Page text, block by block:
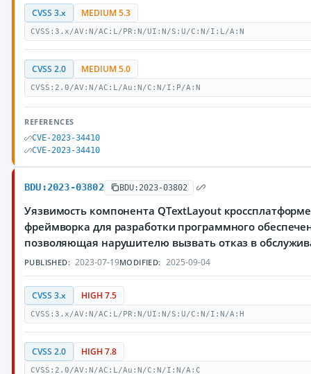
CVSS 3.x MEDIUM 5.3
CVSS:3.x/AV:N/AC:L/PR:N/UI:N/S:U/C:N/I:L/A:N
CVSS 2.0 MEDIUM 5.0
CVSS:2.0/AV:N/AC:L/Au:N/C:N/I:P/A:N
REFERENCES
CVE-2023-34410
CVE-2023-34410
BDU:2023-03802 BDU:2023-03802
Уязвимость компонента QTextLayout
фреймворка для разработки программного
позволяющая нарушителю вызвать отказ в
PUBLISHED: 2023-07-19MODIFIED: 2025-09-04
CVSS 3.x HIGH 7.5
CVSS:3.x/AV:N/AC:L/PR:N/UI:N/S:U/C:N/I:N/A:H
CVSS 2.0 HIGH 7.8
CVSS:2.0/AV:N/AC:L/Au:N/C:N/I:N/A:C